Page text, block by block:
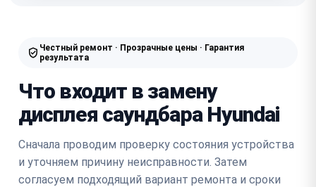
Честный ремонт · Прозрачные цены · Гарантия
результата
Что входит в замену
дисплея саундбара Hyundai
Сначала проводим проверку состояния устройства
и уточняем причину неисправности. Затем
согласуем подходящий вариант ремонта и сроки